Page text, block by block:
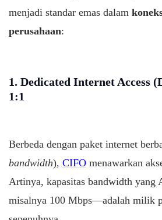
menjadi standar emas dalam
perusahaan:
1. Dedicated Internet Access
1:1
Berbeda dengan paket internet
bandwidth), CIFO menawarkan
Artinya, kapasitas bandwidth yang
misalnya 100 Mbps—adalah milik